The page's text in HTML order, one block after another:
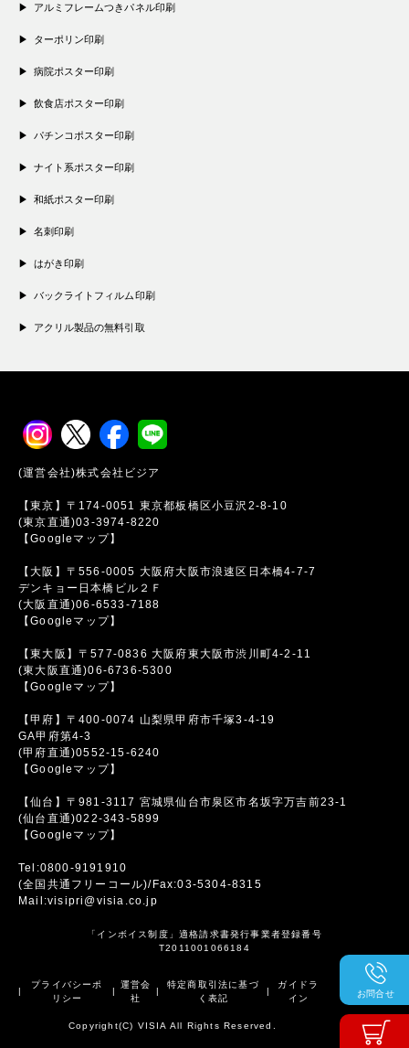
お問合せ
アルミフレームつきパネル印刷
ターポリン印刷
病院ポスター印刷
飲食店ポスター印刷
パチンコポスター印刷
ナイト系ポスター印刷
和紙ポスター印刷
名刺印刷
はがき印刷
バックライトフィルム印刷
アクリル製品の無料引取
(運営会社)株式会社ビジア
【東京】〒174-0051 東京都板橋区小豆沢2-8-10
(東京直通)03-3974-8220
【Googleマップ】
【大阪】〒556-0005 大阪府大阪市浪速区日本橋4-7-7
デンキョー日本橋ビル２Ｆ
(大阪直通)06-6533-7188
【Googleマップ】
【東大阪】〒577-0836 大阪府東大阪市渋川町4-2-11
(東大阪直通)06-6736-5300
【Googleマップ】
【甲府】〒400-0074 山梨県甲府市千塚3-4-19
GA甲府第4-3
(甲府直通)0552-15-6240
【Googleマップ】
【仙台】〒981-3117 宮城県仙台市泉区市名坂字万吉前23-1
(仙台直通)022-343-5899
【Googleマップ】
Tel:0800-9191910
(全国共通フリーコール)/Fax:03-5304-8315
Mail:visipri@visia.co.jp
「インボイス制度」適格請求書発行事業者登録番号
T2011001066184
|
プライバシーポ
リシー
|
運営会
社
|
特定商取引法に基づ
く表記
|
ガイドラ
イン
Copyright(C) VISIA All Rights Reserved.